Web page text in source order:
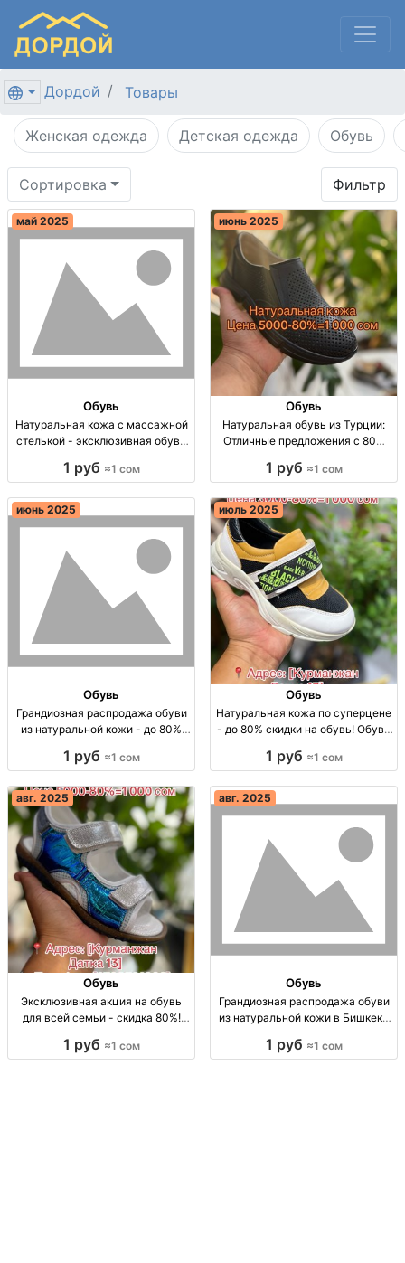
Дордой Товары
Женская одежда Детская одежда Обувь
Сортировка Фильтр
май 2025
Обувь
Натуральная кожа с массажной
стелькой - эксклюзивная обувь
кожи, массажная стелька,
акция 3 дня.
1 руб ≈1 сом
июнь 2025
Обувь
Натуральная обувь из Турции:
Отличные предложения с 80%
Турции, скидка 80%, размеры 26-
1 руб ≈1 сом
июнь 2025
Обувь
Грандиозная распродажа обуви
из натуральной кожи - до 80%
Обувь из Турции, размеры 36-
1 руб ≈1 сом
июль 2025
Обувь
Натуральная кожа по суперцене
- до 80% скидки на обувь! Обувь
80%, размеры 20-36
1 руб ≈1 сом
авг. 2025
Обувь
Эксклюзивная акция на обувь
для всей семьи - скидка 80%!
натуральной кожи с ортопед.
1 руб ≈1 сом
авг. 2025
Обувь
Грандиозная распродажа обуви
из натуральной кожи в Бишкеке
натуральная кожа, скидка 80%,
1 руб ≈1 сом